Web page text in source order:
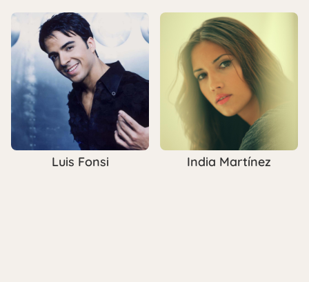
Luis Fonsi India Martínez